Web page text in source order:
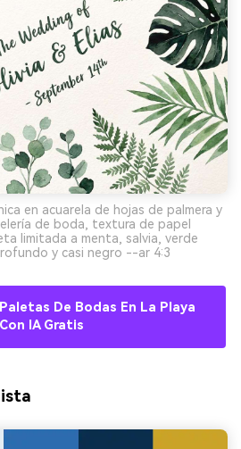
en acuarela de hojas de palmera y
de boda, textura de papel
limitada a menta, salvia, verde
y casi negro --ar 4:3
De Bodas En La Playa
Con IA Gratis